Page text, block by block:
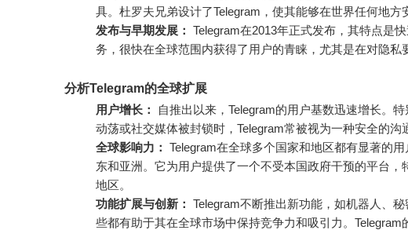
具。杜罗夫兄弟设计了Telegram，使其能够在世界任何地方
发布与早期发展： Telegram在2013年正式发布，其特点是
务，很快在全球范围内获得了用户的青睐，尤其是在对隐私
分析Telegram的全球扩展
用户增长：
自推出以来，Telegram的用户基数迅速增长。
动荡或社交媒体被封锁时，Telegram常被视为一种安全的沟
全球影响力： Telegram在全球多个国家和地区都有显著的
东和亚洲。它为用户提供了一个不受本国政府干预的平台，
地区。
功能扩展与创新： Telegram不断推出新功能，如机器人、
些都有助于其在全球市场中保持竞争力和吸引力。Telegram